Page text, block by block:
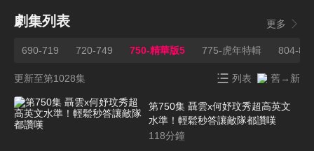
劇集列表 更多
690-719 720-749 750-精華版5 775-虎年特輯 804-
更新至第1028集 列表 舊→新
第750集 聶雲x何妤玟秀超高英文
水準！輕鬆秒答讓敵隊都讚嘆
118分鐘